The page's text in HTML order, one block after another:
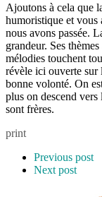
Ajoutons à cela que
humoristique et vous
nous avons passée.
grandeur. Ses
mélodies touchent
révèle ici ouverte sur
bonne volonté. On
plus on descend vers
sont frères.
print
Previous post
Next post